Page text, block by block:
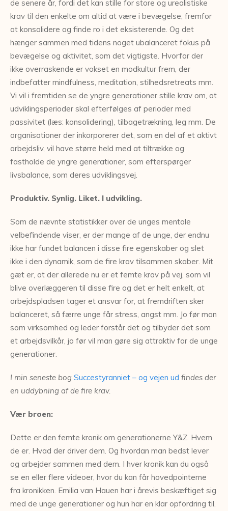
de senere år, fordi det kan stille for store og urealistiske
krav til den enkelte om altid at være i bevægelse, fremfor
at konsolidere og finde ro i det eksisterende. Og det
hænger sammen med tidens noget ubalanceret fokus på
bevægelse og aktivitet, som det vigtigste. Hvorfor der
ikke overraskende er vokset en modkultur frem, der
indbefatter mindfulness, meditation, stilhedsretreats mm.
Vi vil i fremtiden se de yngre generationer stille krav om, at
udviklingsperioder skal efterfølges af perioder med
passivitet (læs: konsolidering), tilbagetrækning, leg mm. De
organisationer der inkorporerer det, som en del af et aktivt
arbejdsliv, vil have større held med at tiltrække og
fastholde de yngre generationer, som efterspørger
livsbalance, som deres udviklingsvej.
Produktiv. Synlig. Liket. I udvikling.
Som de nævnte statistikker over de unges mentale
velbefindende viser, er der mange af de unge, der endnu
ikke har fundet balancen i disse fire egenskaber og slet
ikke i den dynamik, som de fire krav tilsammen skaber. Mit
gæt er, at der allerede nu er et femte krav på vej, som vil
blive overlæggeren til disse fire og det er helt enkelt, at
arbejdspladsen tager et ansvar for, at fremdriften sker
balanceret, så færre unge får stress, angst mm. Jo før man
som virksomhed og leder forstår det og tilbyder det som
et arbejdsvilkår, jo før vil man gøre sig attraktiv for de unge
generationer.
I min seneste bog Succestyranniet – og vejen ud findes der
en uddybning af de fire krav.
Vær broen:
Dette er den femte kronik om generationerne Y&Z. Hvem
de er. Hvad der driver dem. Og hvordan man bedst lever
og arbejder sammen med dem. I hver kronik kan du også
se en eller flere videoer, hvor du kan får hovedpointerne
fra kronikken. Emilia van Hauen har i årevis beskæftiget sig
med de unge generationer og hun har en klar opfordring til,